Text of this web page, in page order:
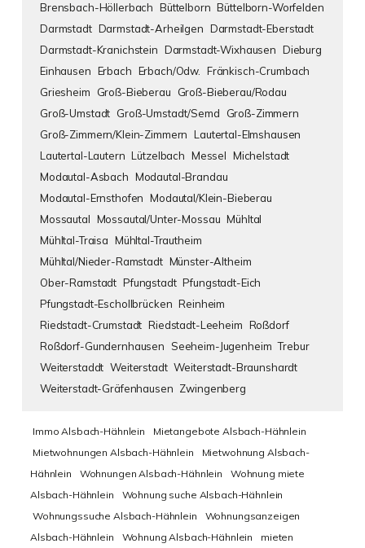
Brensbach-Höllerbach Büttelborn Büttelborn-Worfelden
Darmstadt Darmstadt-Arheilgen Darmstadt-Eberstadt
Darmstadt-Kranichstein Darmstadt-Wixhausen Dieburg
Einhausen Erbach Erbach/Odw.
Fränkisch-Crumbach
Griesheim
Groß-Bieberau
Groß-Bieberau/Rodau
Groß-Umstadt Groß-Umstadt/Semd
Groß-Zimmern
Groß-Zimmern/Klein-Zimmern Lautertal-Elmshausen
Lautertal-Lautern Lützelbach Messel Michelstadt
Modautal-Asbach Modautal-Brandau
Modautal-Ernsthofen Modautal/Klein-Bieberau
Mossautal Mossautal/Unter-Mossau Mühltal
Mühltal-Traisa Mühltal-Trautheim
Mühltal/Nieder-Ramstadt Münster-Altheim
Ober-Ramstadt Pfungstadt Pfungstadt-Eich
Pfungstadt-Eschollbrücken Reinheim
Riedstadt-Crumstadt Riedstadt-Leeheim Roßdorf
Roßdorf-Gundernhausen Seeheim-Jugenheim Trebur
Weiterstaddt Weiterstadt Weiterstadt-Braunshardt
Weiterstadt-Gräfenhausen Zwingenberg
Immo Alsbach-Hähnlein
Mietangebote Alsbach-Hähnlein
Mietwohnungen Alsbach-Hähnlein
Mietwohnung Alsbach-
Hähnlein
Wohnungen Alsbach-Hähnlein
Wohnung miete
Alsbach-Hähnlein
Wohnung suche Alsbach-Hähnlein
Wohnungssuche Alsbach-Hähnlein
Wohnungsanzeigen
Alsbach-Hähnlein
Wohnung Alsbach-Hähnlein
mieten